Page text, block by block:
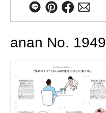
anan No. 1949